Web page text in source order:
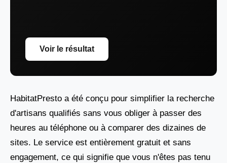
Voir le résultat
HabitatPresto a été conçu pour simplifier la recherche
d'artisans qualifiés sans vous obliger à passer des
heures au téléphone ou à comparer des dizaines de
sites. Le service est entièrement gratuit et sans
engagement, ce qui signifie que vous n'êtes pas tenu